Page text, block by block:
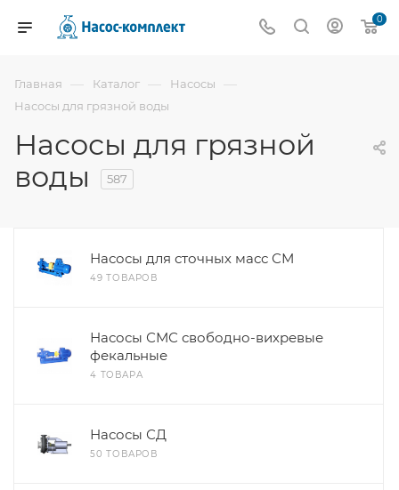
0
Главная — Каталог — Насосы —
Насосы для грязной воды
Насосы для грязной
воды
587
Насосы для сточных масс СМ
49 ТОВАРОВ
Насосы СМС свободно-вихревые
фекальные
4 ТОВАРА
Насосы СД
50 ТОВАРОВ